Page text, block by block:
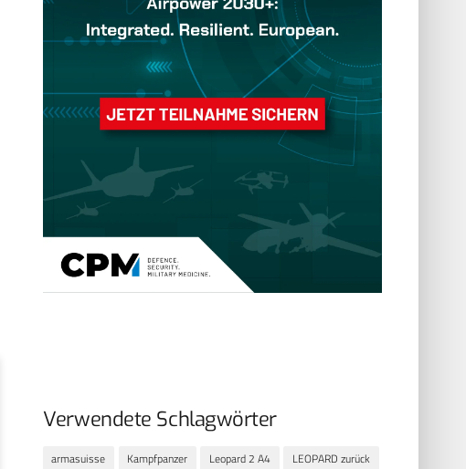
Verwendete Schlagwörter
armasuisse Kampfpanzer Leopard 2 A4
LEOPARD zurück